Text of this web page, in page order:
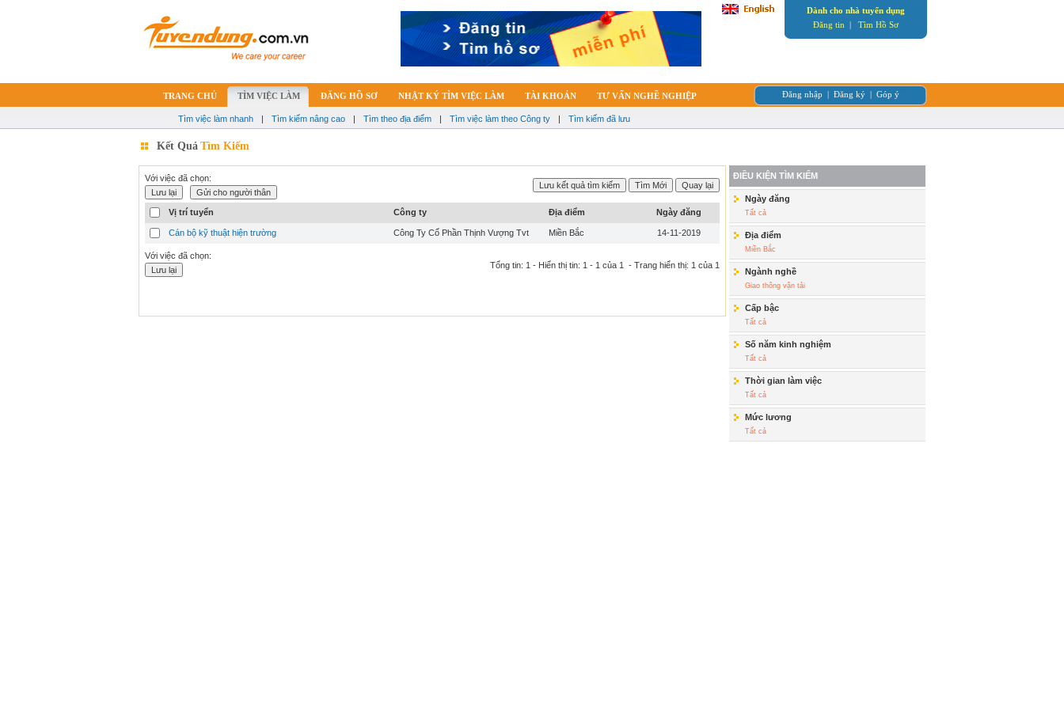
Dành cho nhà tuyển dụng
Đăng tin | Tìm Hồ Sơ
TRANG CHỦ TÌM VIỆC LÀM ĐĂNG HỒ SƠ NHẬT KÝ TÌM VIỆC LÀM TÀI KHOẢN TƯ VẤN NGHỀ NGHIỆP Đăng nhập | Đăng ký | Góp ý
Tìm việc làm nhanh | Tìm kiếm nâng cao | Tìm theo địa điểm | Tìm việc làm theo Công ty | Tìm kiếm đã lưu
Kết Quả Tìm Kiếm
Với việc đã chọn:
Vị trí tuyển Công ty Địa điểm Ngày đăng
Cán bộ kỹ thuật hiện trường Công Ty Cổ Phần Thịnh Vượng Tvt Miền Bắc 14-11-2019
Với việc đã chọn:
Tổng tin: 1 - Hiển thị tin: 1 - 1 của 1 - Trang hiển thị: 1 của 1
ĐIỀU KIỆN TÌM KIẾM
Ngày đăng
Tất cả
Địa điểm
Miền Bắc
Ngành nghề
Giao thông vận tải
Cấp bậc
Tất cả
Số năm kinh nghiệm
Tất cả
Thời gian làm việc
Tất cả
Mức lương
Tất cả